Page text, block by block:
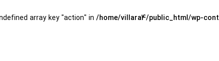
array key "action" in /home/villara4/public_html/wp-